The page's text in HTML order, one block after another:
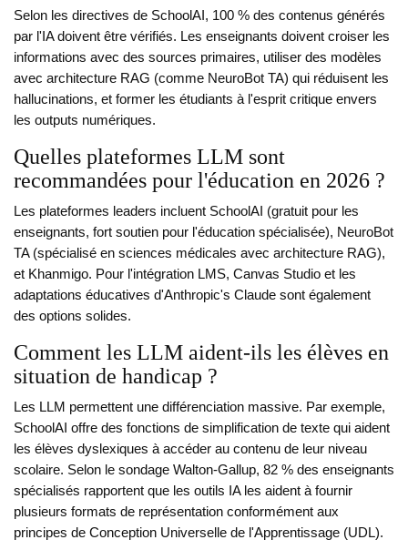
Selon les directives de SchoolAI, 100 % des contenus générés
par l'IA doivent être vérifiés. Les enseignants doivent croiser les
informations avec des sources primaires, utiliser des modèles
avec architecture RAG (comme NeuroBot TA) qui réduisent les
hallucinations, et former les étudiants à l'esprit critique envers
les outputs numériques.
Quelles plateformes LLM sont
recommandées pour l'éducation en 2026 ?
Les plateformes leaders incluent SchoolAI (gratuit pour les
enseignants, fort soutien pour l'éducation spécialisée), NeuroBot
TA (spécialisé en sciences médicales avec architecture RAG),
et Khanmigo. Pour l'intégration LMS, Canvas Studio et les
adaptations éducatives d'Anthropic's Claude sont également
des options solides.
Comment les LLM aident-ils les élèves en
situation de handicap ?
Les LLM permettent une différenciation massive. Par exemple,
SchoolAI offre des fonctions de simplification de texte qui aident
les élèves dyslexiques à accéder au contenu de leur niveau
scolaire. Selon le sondage Walton-Gallup, 82 % des enseignants
spécialisés rapportent que les outils IA les aident à fournir
plusieurs formats de représentation conformément aux
principes de Conception Universelle de l'Apprentissage (UDL).